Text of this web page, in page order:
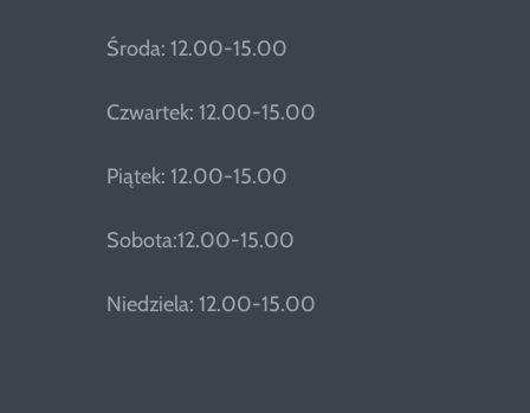
Środa: 12.00-15.00
Czwartek: 12.00-15.00
Piątek: 12.00-15.00
Sobota:12.00-15.00
Niedziela: 12.00-15.00